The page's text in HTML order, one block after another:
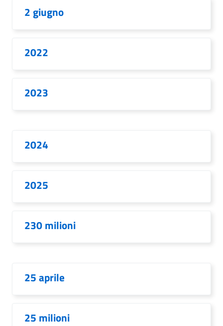
2 giugno
2022
2023
2024
2025
230 milioni
25 aprile
25 milioni